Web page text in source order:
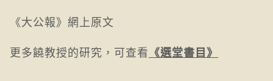
《大公報》 網上原文
更多饒教授的研究，可查看 《選堂書目》